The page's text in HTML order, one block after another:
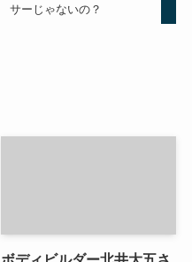
サーじゃないの？